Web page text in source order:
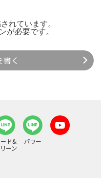
れています。
が必要です。
書く
ド&
ーン
パワー